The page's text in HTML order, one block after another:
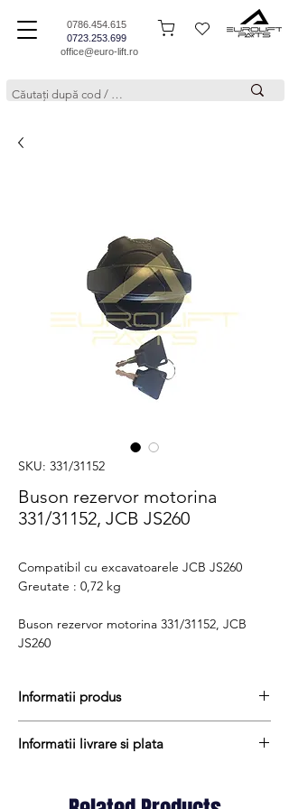
0786.454.615
0723.253.699
office@euro-lift.ro
SKU: 331/31152
Buson rezervor motorina
331/31152, JCB JS260
Compatibil cu excavatoarele JCB JS260
Greutate : 0,72 kg
Buson rezervor motorina 331/31152, JCB
JS260
Informatii produs
livrare
Cod produs : 331/31152
Informatii livrare si plata
expediate in termen de 1 - 2 zile lucratoare